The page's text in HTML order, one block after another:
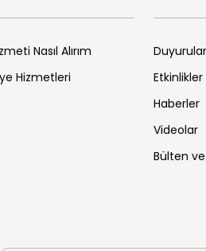
Nasıl Alırım
Hizmetleri
Duyurular
Etkinlikler
Haberler
Videolar
Bülten